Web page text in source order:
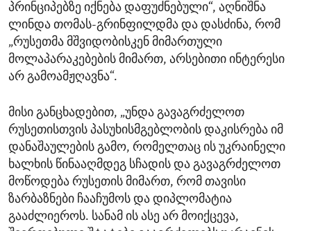
პრინციპებზე იქნება დაფუძნებული“, აღნიშნა
ლინდა თომას-გრინფილდმა და დასძინა, რომ
„რუსეთმა მშვიდობისკენ მიმართული
მოლაპარაკებების მიმართ, არსებითი ინტერესი
არ გამოამჟღავნა“.
მისი განცხადებით, „უნდა გავაგრძელოთ
რუსეთისთვის პასუხისმგებლობის დაკისრება იმ
დანაშაულების გამო, რომელთაც ის უკრაინელი
ხალხის წინააღმდეგ სჩადის და გავაგრძელოთ
მოწოდება რუსეთის მიმართ, რომ თავისი
ზარბაზნები ჩააჩუმოს და დიპლომატია
გააძლიეროს. სანამ ის ასე არ მოიქცევა,